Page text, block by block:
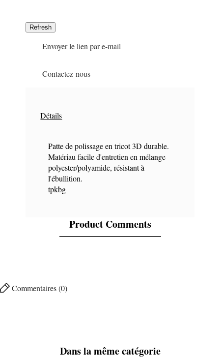
Envoyer le lien par e-mail
Contactez-nous
Détails
Patte de polissage en tricot 3D durable.
Matériau facile d'entretien en mélange
polyester/polyamide, résistant à
l'ébullition.
tpkbg
Product Comments
Commentaires (0)
Dans la même catégorie